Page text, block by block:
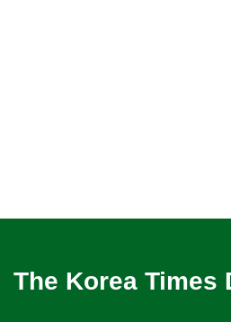
The Korea Times